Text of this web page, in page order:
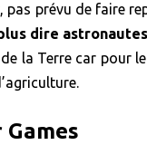
prévu de faire
dire
la Terre car pour